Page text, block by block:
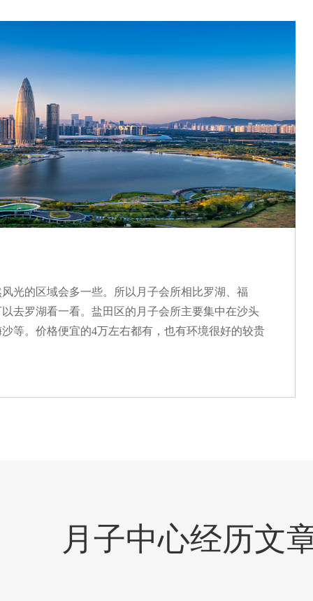
光的区域会多一些。所以月子会所相比罗湖、福
去罗湖看一看。盐田区的月子会所主要集中在沙头
等。价格便宜的4万左右都有，也有环境很好的较贵
月子中心经历文